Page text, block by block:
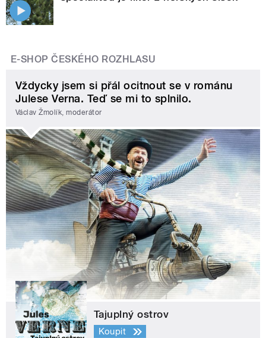
E-SHOP ČESKÉHO ROZHLASU
Vždycky jsem si přál ocitnout se v románu
Julese Verna. Teď se mi to splnilo.
Václav Žmolík, moderátor
Tajuplný ostrov
Koupit